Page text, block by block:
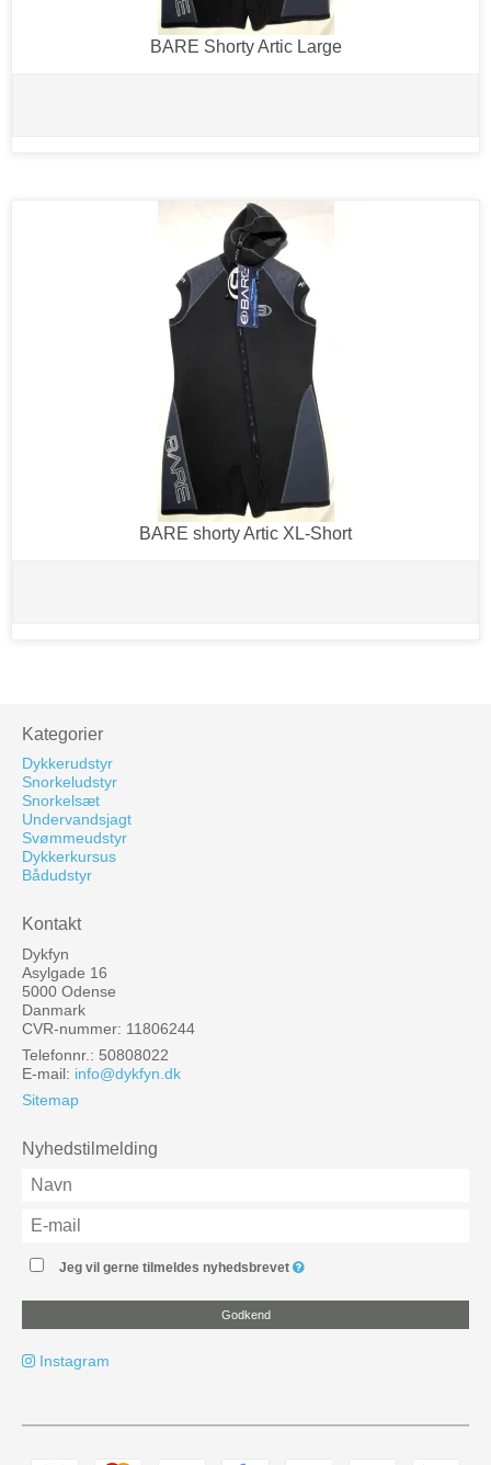
BARE Shorty Artic Large
BARE shorty Artic XL-Short
Kategorier
Dykkerudstyr
Snorkeludstyr
Snorkelsæt
Undervandsjagt
Svømmeudstyr
Dykkerkursus
Bådudstyr
Kontakt
Dykfyn
Asylgade 16
5000 Odense
Danmark
CVR-nummer: 11806244
Telefonnr.: 50808022
E-mail: info@dykfyn.dk
Sitemap
Nyhedstilmelding
Jeg vil gerne tilmeldes nyhedsbrevet
Godkend
Instagram